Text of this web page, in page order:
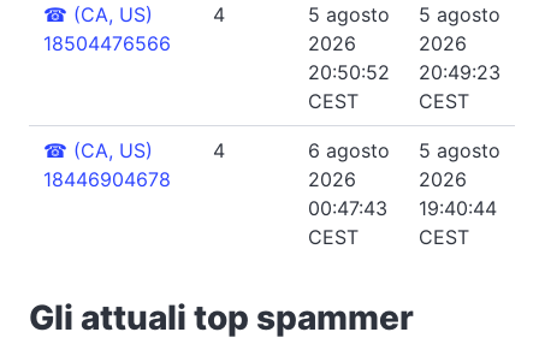
☎ (CA, US)
18504476566
4
5 agosto
2026
20:50:52
CEST
5 agosto
2026
20:49:23
CEST
☎ (CA, US)
18446904678
4
6 agosto
2026
00:47:43
CEST
5 agosto
2026
19:40:44
CEST
Gli attuali top spammer